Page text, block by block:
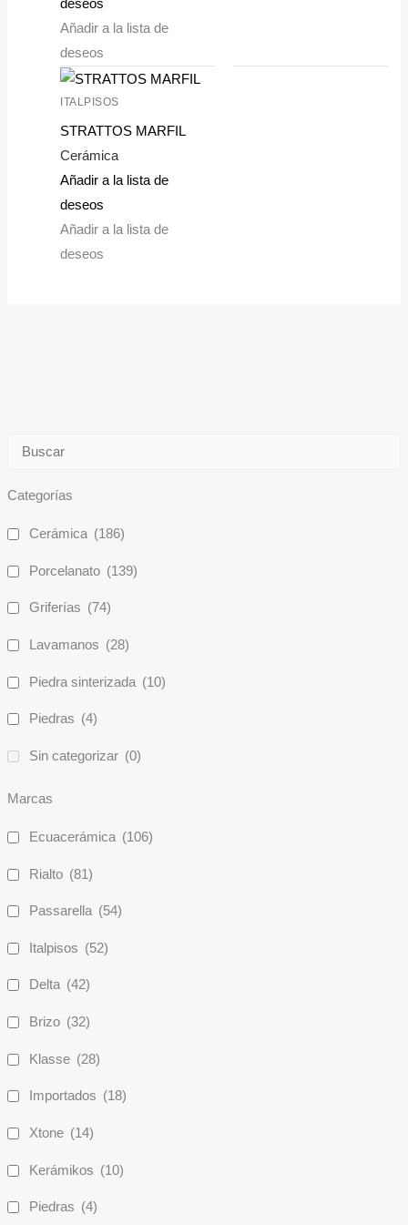
Categorías
Cerámica (186)
Porcelanato (139)
Griferías (74)
Lavamanos (28)
Piedra sinterizada (10)
Piedras (4)
Sin categorizar (0)
Marcas
Ecuacerámica (106)
Rialto (81)
Passarella (54)
Italpisos (52)
Delta (42)
Brizo (32)
Klasse (28)
Importados (18)
Xtone (14)
Kerámikos (10)
Piedras (4)
deseos
Añadir a la lista de
deseos
ITALPISOS
STRATTOS MARFIL
Cerámica
Añadir a la lista de
deseos
Añadir a la lista de
deseos